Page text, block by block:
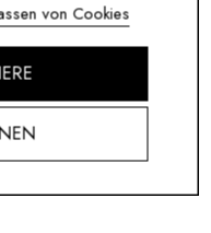
von Cookies